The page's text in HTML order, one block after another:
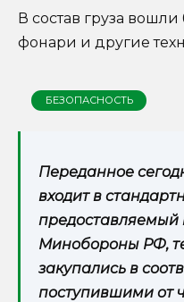
В состав груза
фонари и другие
БЕЗОПАСНОСТЬ
Переданное
входит в
Минобороны РФ,
закупались в
поступившими от